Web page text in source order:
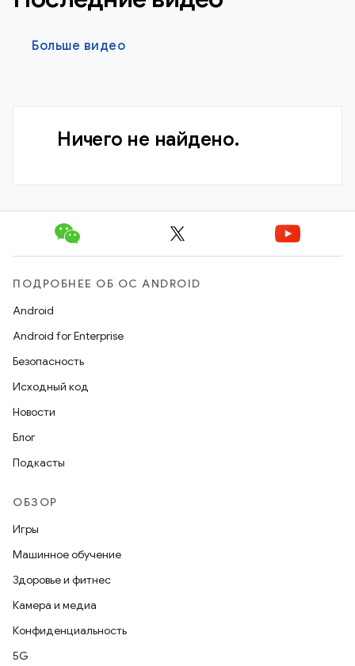
Больше видео
Ничего не найдено.
ПОДРОБНЕЕ ОБ ОС ANDROID
Android
Android for Enterprise
Безопасность
Исходный код
Новости
Блог
Подкасты
ОБЗОР
Игры
Машинное обучение
Здоровье и фитнес
Камера и медиа
Конфиденциальность
5G